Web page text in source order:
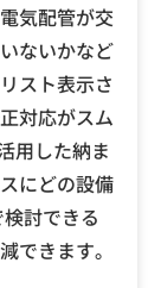
気配管が交
ないかなど
スト表示さ
対応がスム
用した納ま
にどの設備
討できる
できます。